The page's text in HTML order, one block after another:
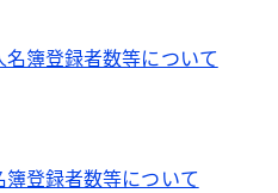
簿登録者数等について
登録者数等について